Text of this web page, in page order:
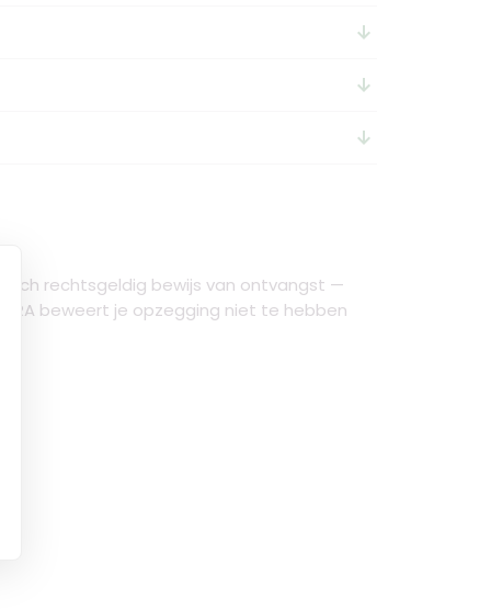
arrow_downward_alt
arrow_downward_alt
arrow_downward_alt
rechtsgeldig bewijs van ontvangst —
beweert je opzegging niet te hebben